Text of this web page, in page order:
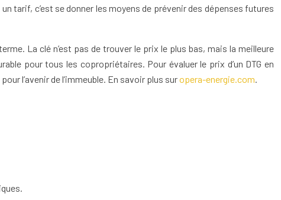
tarif, c’est se donner les moyens de prévenir des dépenses futures
La clé n’est pas de trouver le prix le plus bas, mais la meilleure
pour tous les copropriétaires. Pour évaluer le prix d’un DTG en
l’avenir de l’immeuble. En savoir plus suropera-energie.com.